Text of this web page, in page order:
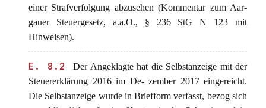
einer Strafverfolgung abzusehen (Kommentar zum Aar-
gauer Steuergesetz, a.a.O., § 236 StG N 123 mit
Hinweisen).
E. 8.2
Der Angeklagte hat die Selbstanzeige mit der
Steuererklärung 2016 im De- zember 2017 eingereicht.
Die Selbstanzeige wurde in Briefform verfasst, bezog sich